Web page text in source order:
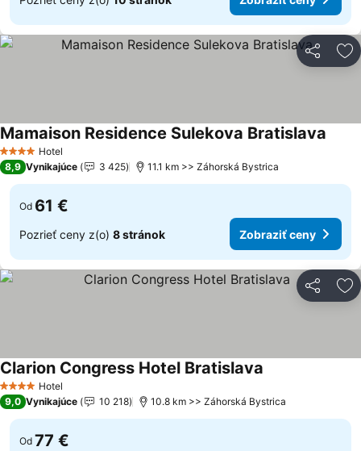
Zdieľať
4 Počet hviezdičiek
Hotel
Mamaison Residence Sulekova Bratislava
8,9 Vynikajúce 3 425 11.1 km >> Záhorská Bystrica
Od 61 €
Pozrieť ceny z(o) 8 stránok Zobraziť ceny
Zdieľať
4 Počet hviezdičiek
Hotel
Clarion Congress Hotel Bratislava
9,0 Vynikajúce 10 218 10.8 km >> Záhorská Bystrica
Od 77 €